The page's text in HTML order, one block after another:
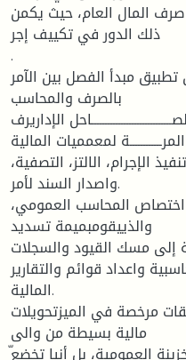
صرف المال العام، حيث يكمن
ذلك الدور في تكييف إجر
.
تطبيق مبدأ الفصل بين الآمر
بالصرف والمحاسب
الإداريرف
لمعمميات المالية
تنفيذ الإجرام، الالتز، التصفية،
واصدار السند لأمر.
اختصاص المحاسب العمومي،
والذييقومبميمة تسديد
إلى مسك القيود والسجلات
واعداد قوائم والتقارير
المالية.
مرخصة في الميزتحويلات
مالية بسيطة من والى